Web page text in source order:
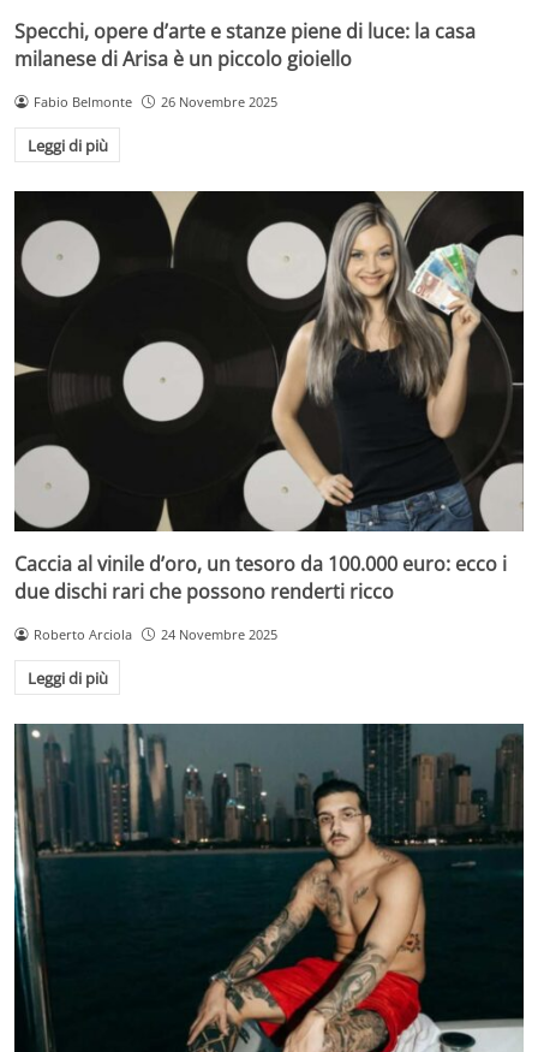
Specchi, opere d’arte e stanze piene di luce: la casa
milanese di Arisa è un piccolo gioiello
Fabio Belmonte 26 Novembre 2025
Leggi di più
Caccia al vinile d’oro, un tesoro da 100.000 euro: ecco i
due dischi rari che possono renderti ricco
Roberto Arciola 24 Novembre 2025
Leggi di più